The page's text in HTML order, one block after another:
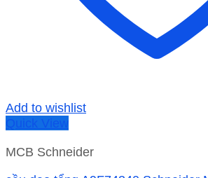
Add to wishlist
Quick View
MCB Schneider